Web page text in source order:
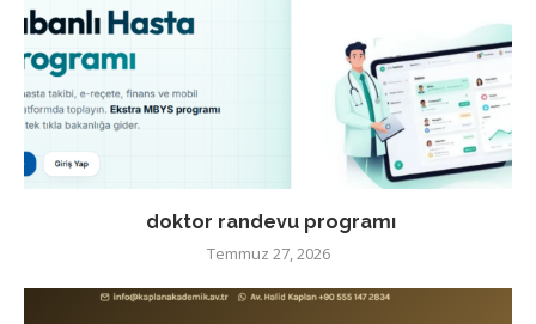
doktor randevu programı
Temmuz 27, 2026